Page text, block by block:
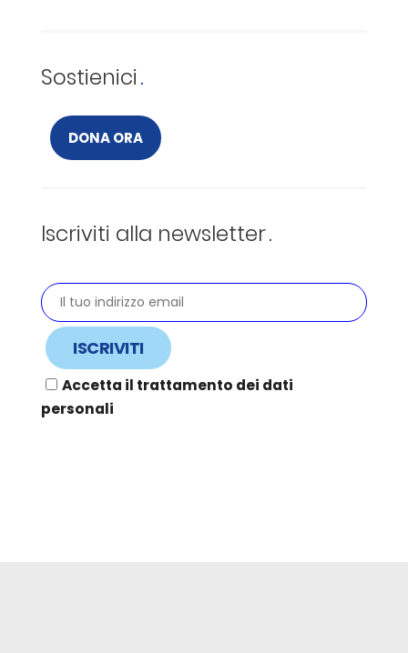
Sostienici
DONA ORA
Iscriviti alla newsletter
Accetta il trattamento dei dati
personali